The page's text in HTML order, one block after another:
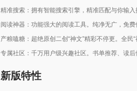
精准搜索：拥有智能搜索引擎，精准匹配与你输
阅读神器：功能强大的阅读工具。纯净无广，免
产粮嗑糖：超绝原创二创“神文”精彩不停更。全民
专属社区：千万用户级兴趣社区。书单推荐、读
新版特性